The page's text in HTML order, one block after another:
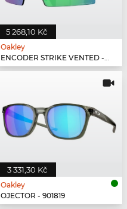
5 268,10 Kč
Oakley
ENCODER STRIKE VENTED - 923504
3 331,30 Kč
Oakley
OJECTOR - 901819